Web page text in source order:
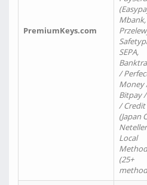
PremiumKeys.com
Mbank,
SEPA,
/
Money
Bitpay
/ Credit
(Japan
Local
(25+